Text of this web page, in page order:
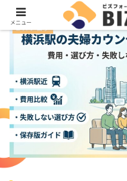
ビズブログ
メニュー